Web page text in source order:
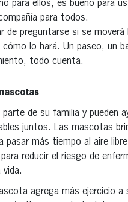
para ellos, es bueno para
para todos.
de preguntarse si se moverá
cómo lo hará. Un paseo, un
todo cuenta.
de su familia y pueden
juntos. Las mascotas
pasar más tiempo al aire
reducir el riesgo de
vida.
agrega más ejercicio a